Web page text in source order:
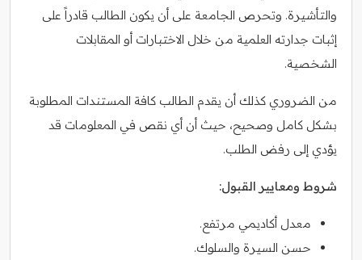
والتأشيرة. وتحرص الجامعة على أن يكون الطالب قادراً على
إثبات جدارته العلمية من خلال الاختبارات أو المقابلات
الشخصية.
من الضروري كذلك أن يقدم الطالب كافة المستندات المطلوبة
بشكل كامل وصحيح، حيث أن أي نقص في المعلومات قد
يؤدي إلى رفض الطلب.
شروط ومعايير القبول:
معدل أكاديمي مرتفع.
حسن السيرة والسلوك.